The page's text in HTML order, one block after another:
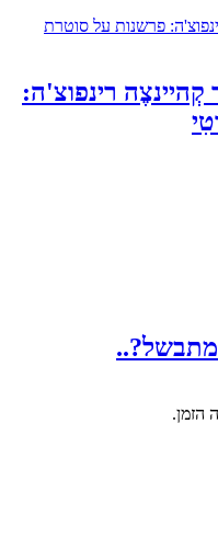
קְהיינצֶה רינפוצ'ה:
מתבשל?..
הזמן.